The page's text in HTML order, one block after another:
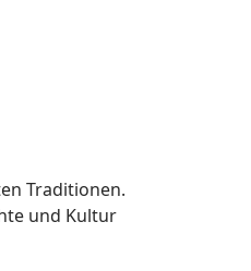
Traditionen.
und Kultur